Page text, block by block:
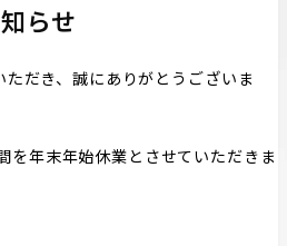
らせ
だき、誠にありがとうございま
を年末年始休業とさせていただきま